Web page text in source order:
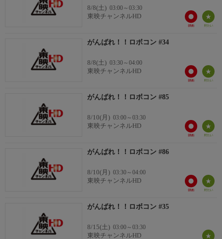
8/8(土) 03:00～03:30
東映チャンネルHD
がんばれ！！ロボコン #34
8/8(土) 03:30～04:00
東映チャンネルHD
がんばれ！！ロボコン #85
8/10(月) 03:00～03:30
東映チャンネルHD
がんばれ！！ロボコン #86
8/10(月) 03:30～04:00
東映チャンネルHD
がんばれ！！ロボコン #35
8/15(土) 03:00～03:30
東映チャンネルHD